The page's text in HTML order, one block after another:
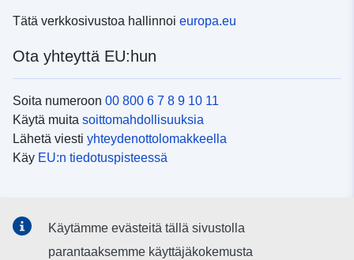
Tätä verkkosivustoa hallinnoi europa.eu
Ota yhteyttä EU:hun
Soita numeroon 00 800 6 7 8 9 10 11
Käytä muita soittomahdollisuuksia
Lähetä viesti yhteydenottolomakkeella
Käy EU:n tiedotuspisteessä
sosiaalisessa mediassa
Käytämme evästeitä tällä sivustolla
parantaaksemme käyttäjäkokemusta